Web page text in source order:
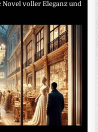
Novel voller Eleganz und